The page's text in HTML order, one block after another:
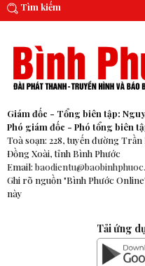
Tìm kiếm
Giám đốc - Tổng biên tập:
Phó giám đốc - Phó tổng biên
Toà soạn: 228, tuyến đường
Đồng Xoài, tỉnh Bình Phước
Email:
Ghi rõ nguồn "Bình Phước
này
Tải ứng